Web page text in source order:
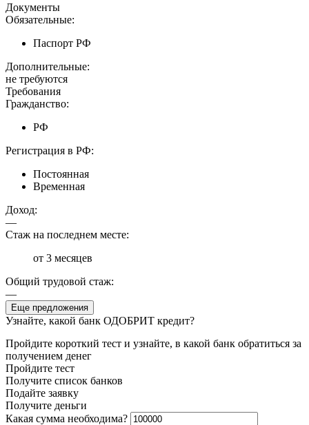
Документы
Обязательные:
Паспорт РФ
Дополнительные:
не требуются
Требования
Гражданство:
РФ
Регистрация в РФ:
Постоянная
Временная
Доход:
—
Стаж на последнем месте:
от 3 месяцев
Общий трудовой стаж:
—
Еще предложения
Узнайте, какой банк ОДОБРИТ кредит?
Пройдите короткий тест и узнайте, в какой банк обратиться за
получением денег
Пройдите тест
Получите список банков
Подайте заявку
Получите деньги
Какая сумма необходима?